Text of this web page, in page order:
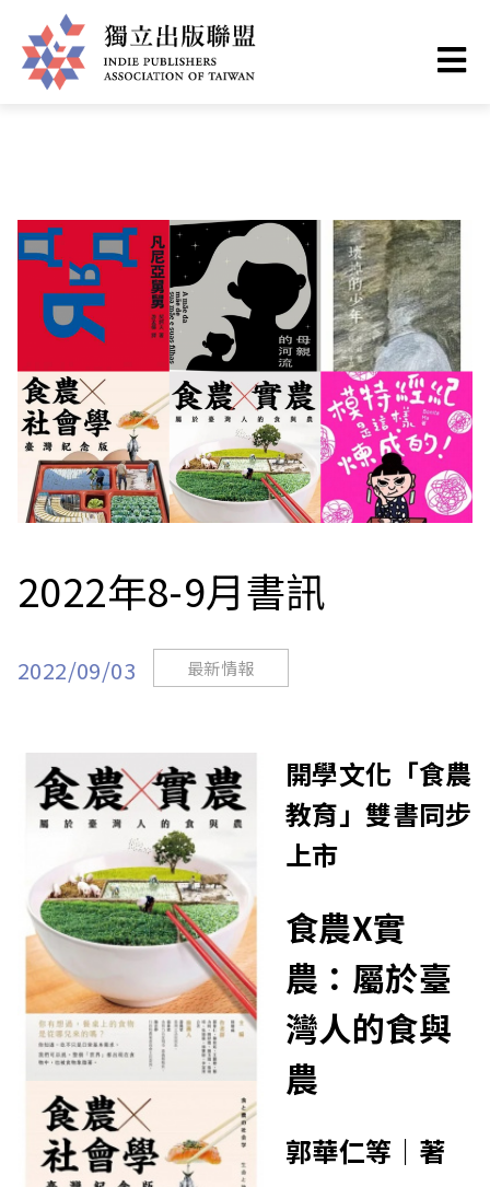
至
主
出
版
聯
盟
網
站
您
首頁 ❯ 最新情報
2022年8-9月書訊
2022/09/03 最新情報
開學文化「食農
教育」雙書同步
上市​
食農X實
農：屬於臺
灣人的食與
農
郭華仁等｜著